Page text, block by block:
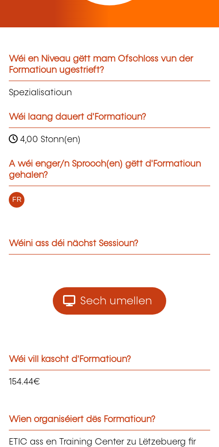
Wéi en Niveau gëtt mam Ofschloss vun der
Formatioun ugestrieft?
Spezialisatioun
Wéi laang dauert d'Formatioun?
4,00 Stonn(en)
A wéi enger/n Sprooch(en) gëtt d'Formatioun
gehalen?
FR
Wéini ass déi nächst Sessioun?
Sech umellen
Wéi vill kascht d'Formatioun?
154.44€
Wien organiséiert dës Formatioun?
ETIC ass en Training Center zu Lëtzebuerg fir